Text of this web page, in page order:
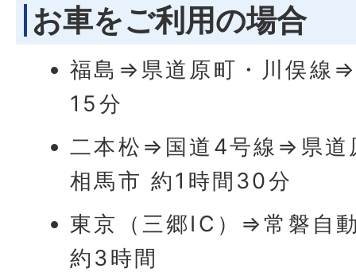
お車をご利用の場合
福島⇒県道原町・川俣線
15分
二本松⇒国道4号線⇒県道
相馬市 約1時間30分
東京（三郷IC）⇒常磐自
約3時間